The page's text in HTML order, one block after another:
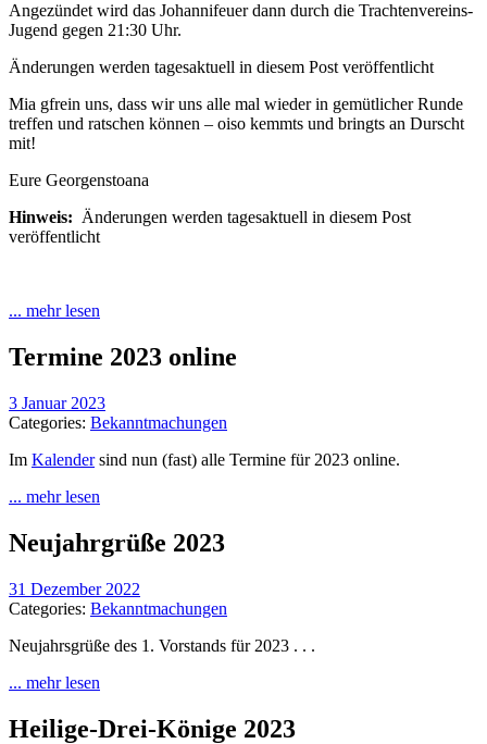
Angezündet wird das Johannifeuer dann durch die Trachtenvereins-
Jugend gegen 21:30 Uhr.
Änderungen werden tagesaktuell in diesem Post veröffentlicht
Mia gfrein uns, dass wir uns alle mal wieder in gemütlicher Runde
treffen und ratschen können – oiso kemmts und bringts an Durscht
mit!
Eure Georgenstoana
Hinweis: Änderungen werden tagesaktuell in diesem Post
veröffentlicht
... mehr lesen
Termine 2023 online
3 Januar 2023
Categories: Bekanntmachungen
Im Kalendersind nun (fast) alle Termine für 2023 online.
... mehr lesen
Neujahrgrüße 2023
31 Dezember 2022
Categories: Bekanntmachungen
Neujahrsgrüße des 1. Vorstands für 2023 . . .
... mehr lesen
Heilige-Drei-Könige 2023